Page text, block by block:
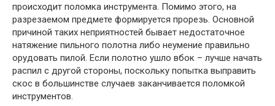
происходит поломка инструмента. Помимо этого, на
разрезаемом предмете формируется прорезь. Основной
причиной таких неприятностей бывает недостаточное
натяжение пильного полотна либо неумение правильно
орудовать пилой. Если полотно ушло вбок – лучше начать
распил с другой стороны, поскольку попытка выправить
скос в большинстве случаев заканчивается поломкой
инструментов.